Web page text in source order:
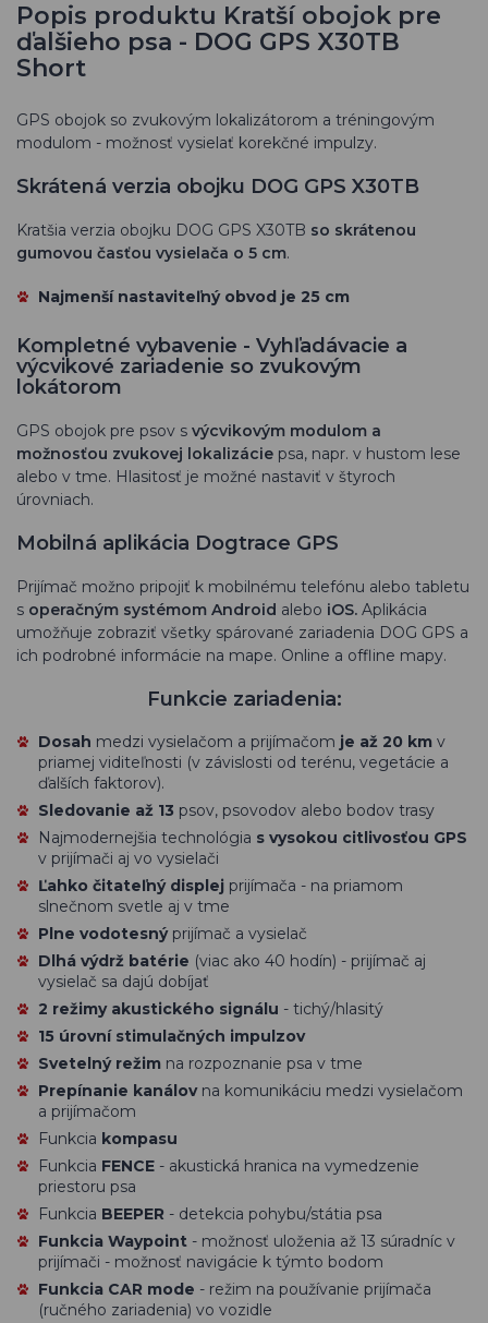
Popis produktu Kratší obojok pre
ďalšieho psa - DOG GPS X30TB
Short
GPS obojok so zvukovým lokalizátorom a tréningovým
modulom - možnosť vysielať korekčné impulzy.
Skrátená verzia obojku DOG GPS X30TB
Kratšia verzia obojku DOG GPS X30TB so skrátenou
gumovou časťou vysielača o 5 cm.
Najmenší nastaviteľný obvod je 25 cm
Kompletné vybavenie - Vyhľadávacie a
výcvikové zariadenie so zvukovým
lokátorom
GPS obojok pre psov s výcvikovým modulom a
možnosťou zvukovej lokalizácie psa, napr. v hustom lese
alebo v tme. Hlasitosť je možné nastaviť v štyroch
úrovniach.
Mobilná aplikácia Dogtrace GPS
Prijímač možno pripojiť k mobilnému telefónu alebo tabletu
s operačným systémom Android alebo iOS. Aplikácia
umožňuje zobraziť všetky spárované zariadenia DOG GPS a
ich podrobné informácie na mape. Online a offline mapy.
Funkcie zariadenia:
Dosah medzi vysielačom a prijímačom je až 20 km v
priamej viditeľnosti (v závislosti od terénu, vegetácie a
ďalších faktorov).
Sledovanie až 13 psov, psovodov alebo bodov trasy
Najmodernejšia technológia s vysokou citlivosťou GPS
v prijímači aj vo vysielači
Ľahko čitateľný displej prijímača - na priamom
slnečnom svetle aj v tme
Plne vodotesný prijímač a vysielač
Dlhá výdrž batérie (viac ako 40 hodín) - prijímač aj
vysielač sa dajú dobíjať
2 režimy akustického signálu - tichý/hlasitý
15 úrovní stimulačných impulzov
Svetelný režim na rozpoznanie psa v tme
Prepínanie kanálov na komunikáciu medzi vysielačom
a prijímačom
Funkcia kompasu
Funkcia FENCE - akustická hranica na vymedzenie
priestoru psa
Funkcia BEEPER - detekcia pohybu/státia psa
Funkcia Waypoint - možnosť uloženia až 13 súradníc v
prijímači - možnosť navigácie k týmto bodom
Funkcia CAR mode - režim na používanie prijímača
(ručného zariadenia) vo vozidle